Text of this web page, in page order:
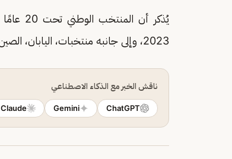
2023، وإلى جانبه منتخبات، اليابان، الصين، وقيرغيزستان.
ناقش الخبر مع الذكاء الاصطناعي
ChatGPT
Gemini
Claude